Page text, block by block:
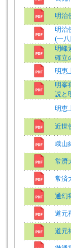
明治
明治
(一
明峰
確立
明惠
明峯
説と
明恵
近世
峨山
常濟
常済
通幻
道元
道元